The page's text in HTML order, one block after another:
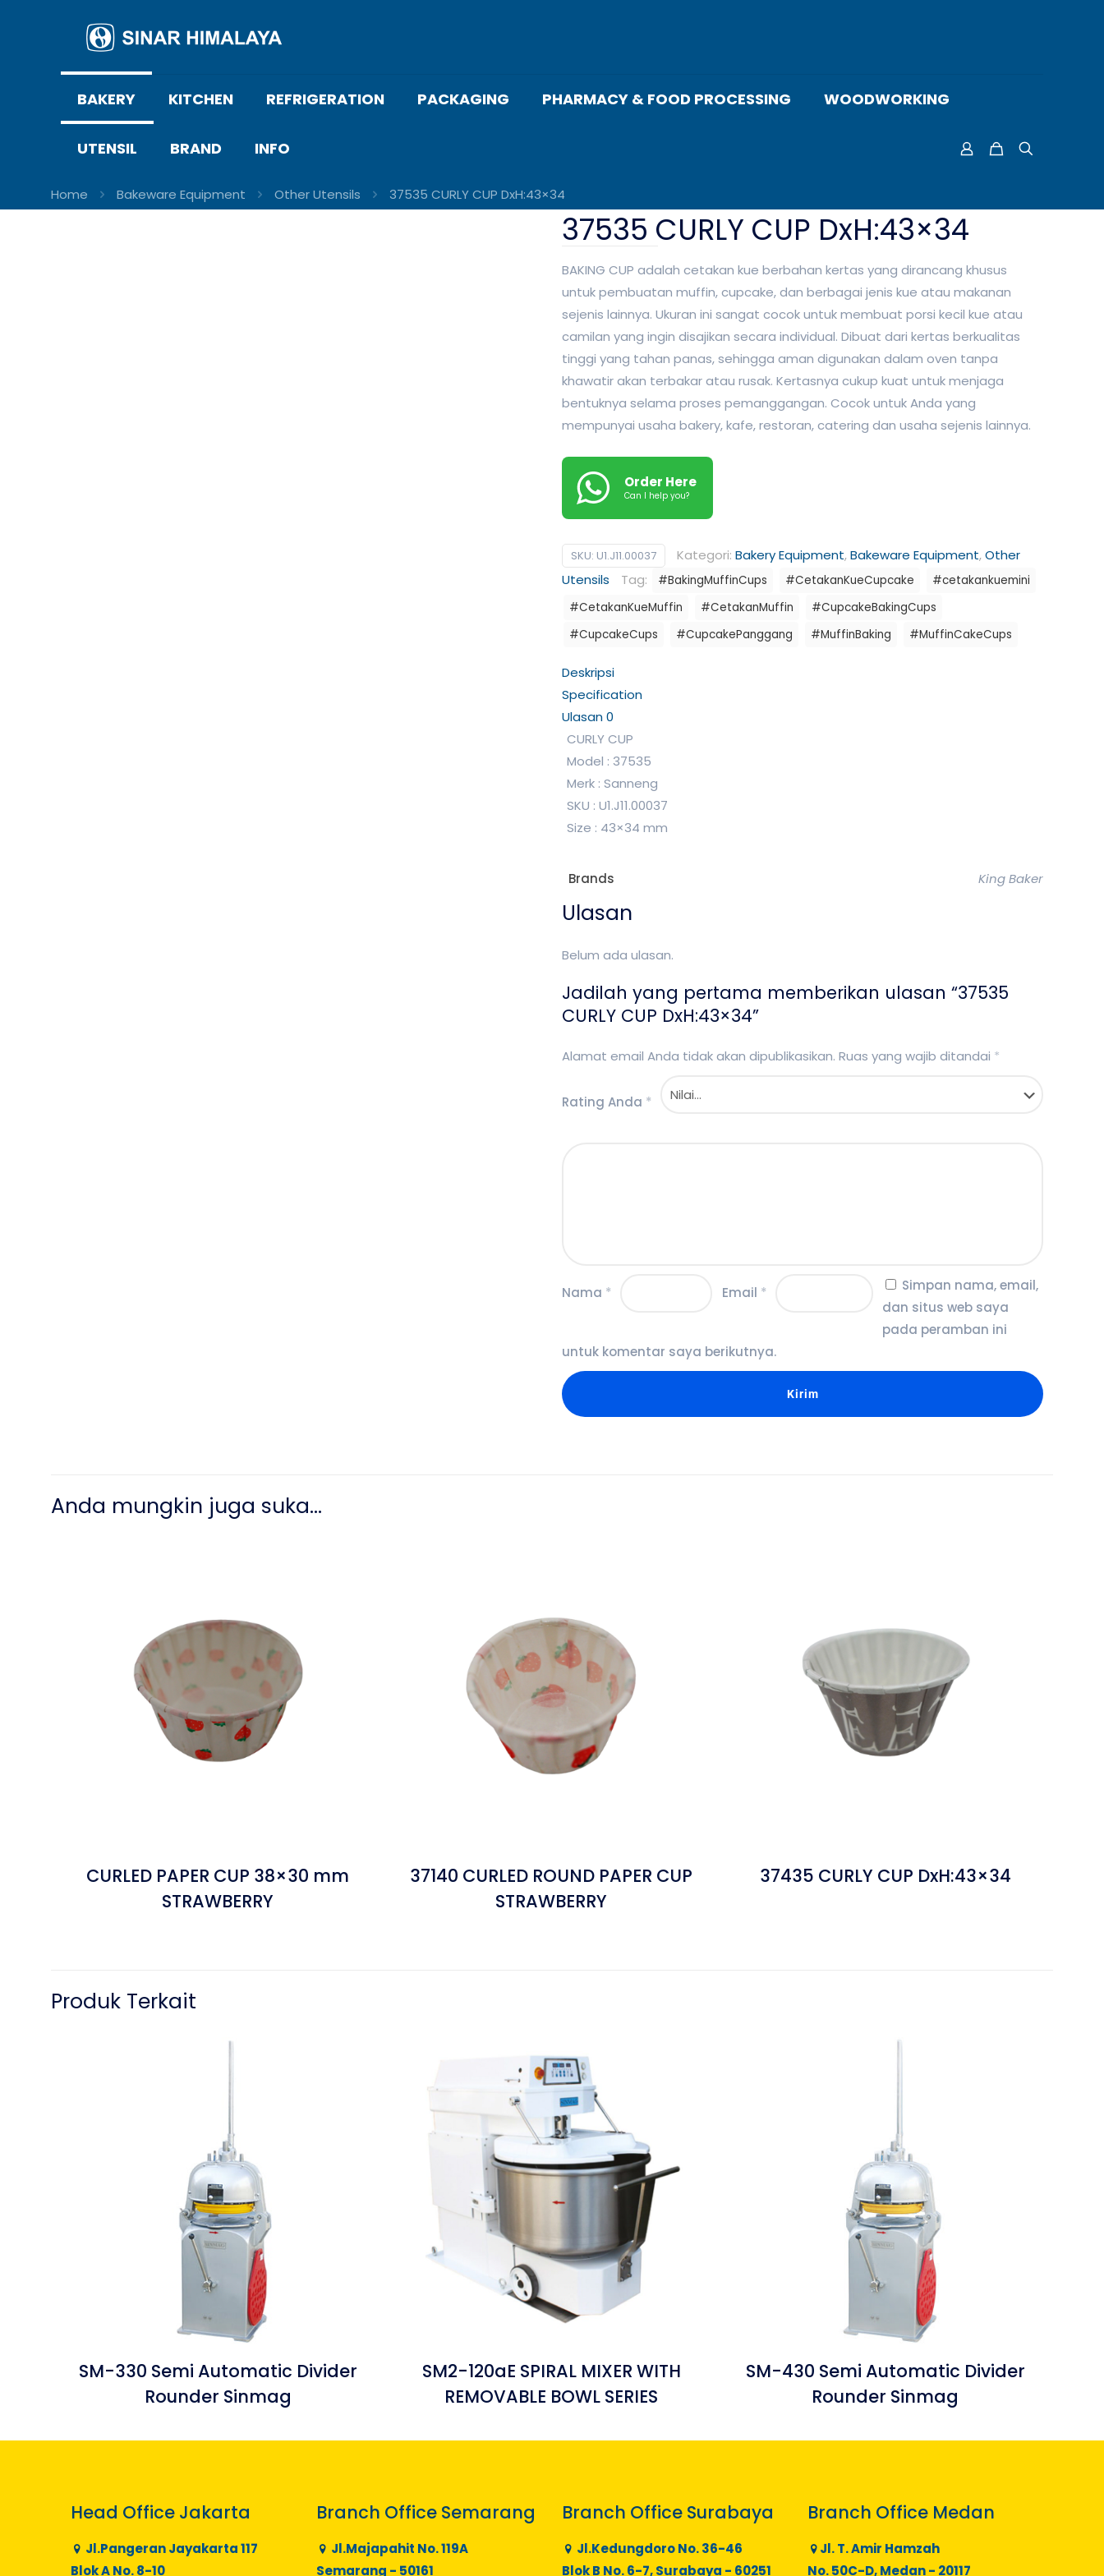
BAKERY KITCHEN REFRIGERATION PACKAGING PHARMACY & FOOD PROCESSING WOODWORKING
UTENSIL BRAND INFO
Home Bakeware Equipment Other Utensils 37535 CURLY CUP DxH:43×34
37535 CURLY CUP DxH:43×34
BAKING CUP adalah cetakan kue berbahan kertas yang dirancang khusus
untuk pembuatan muffin, cupcake, dan berbagai jenis kue atau makanan
sejenis lainnya. Ukuran ini sangat cocok untuk membuat porsi kecil kue atau
camilan yang ingin disajikan secara individual. Dibuat dari kertas berkualitas
tinggi yang tahan panas, sehingga aman digunakan dalam oven tanpa
khawatir akan terbakar atau rusak. Kertasnya cukup kuat untuk menjaga
bentuknya selama proses pemanggangan. Cocok untuk Anda yang
mempunyai usaha bakery, kafe, restoran, catering dan usaha sejenis lainnya.
Order Here
Can I help you?
SKU: U1.J11.00037 Kategori: Bakery Equipment,Bakeware Equipment,Other
Utensils
Tag: #BakingMuffinCups #CetakanKueCupcake
#cetakankuemini
#CetakanKueMuffin
#CetakanMuffin
#CupcakeBakingCups
#CupcakeCups
#CupcakePanggang #MuffinBaking #MuffinCakeCups
Deskripsi
Specification
Ulasan0
CURLY CUP
Model : 37535
Merk : Sanneng
SKU : U1.J11.00037
Size : 43×34 mm
Brands King Baker
Ulasan
Belum ada ulasan.
Jadilah yang pertama memberikan ulasan “37535
CURLY CUP DxH:43×34”
Alamat email Anda tidak akan dipublikasikan. Ruas yang wajib ditandai *
Rating Anda *
Nama * Email *
Simpan nama, email,
dan situs web saya
pada peramban ini
untuk komentar saya berikutnya.
Anda mungkin juga suka…
CURLED PAPER CUP 38×30 mm
STRAWBERRY
37140 CURLED ROUND PAPER CUP
STRAWBERRY
37435 CURLY CUP DxH:43×34
Produk Terkait
SM-330 Semi Automatic Divider
Rounder Sinmag
SM2-120aE SPIRAL MIXER WITH
REMOVABLE BOWL SERIES
SM-430 Semi Automatic Divider
Rounder Sinmag
Head Office Jakarta
Jl.Pangeran Jayakarta 117
Blok A No. 8-10
Branch Office Semarang
Jl.Majapahit No. 119A
Semarang - 50161
Branch Office Surabaya
Jl.Kedungdoro No. 36-46
Blok B No. 6-7, Surabaya - 60251
Branch Office Medan
Jl. T. Amir Hamzah
No. 50C-D, Medan - 20117